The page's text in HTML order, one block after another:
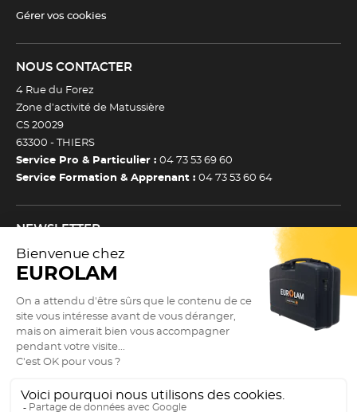
Gérer vos cookies
NOUS CONTACTER
4 Rue du Forez
Zone d’activité de Matussière
CS 20029
63300 - THIERS
Service Pro & Particulier : 04 73 53 69 60
Service Formation & Apprenant : 04 73 53 60 64
NEWSLETTER
Inscrivez-vous à notre newsletter et recevez toutes nos
actualtiés et bons plans.
Je m’inscris à la newsletter
(Esc)
Newsletter
Adresse e-mail *
Actualités
9.3 /10
2898 avis